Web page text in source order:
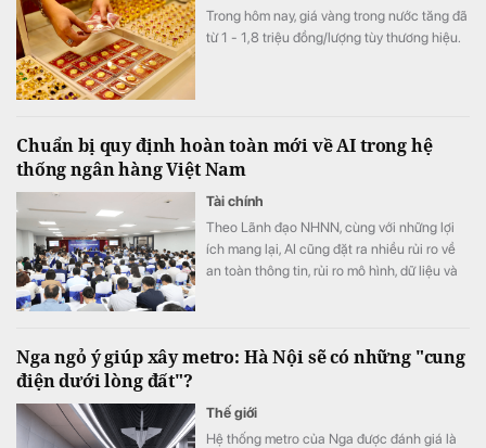
Trong hôm nay, giá vàng trong nước tăng đã
từ 1 - 1,8 triệu đồng/lượng tùy thương hiệu.
Chuẩn bị quy định hoàn toàn mới về AI trong hệ
thống ngân hàng Việt Nam
Tài chính
Theo Lãnh đạo NHNN, cùng với những lợi
ích mang lại, AI cũng đặt ra nhiều rủi ro về
an toàn thông tin, rủi ro mô hình, dữ liệu và
Nga ngỏ ý giúp xây metro: Hà Nội sẽ có những "cung
điện dưới lòng đất"?
Thế giới
Hệ thống metro của Nga được đánh giá là